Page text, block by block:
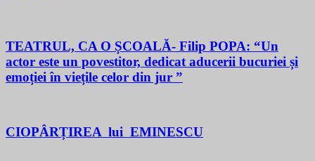
TEATRUL, CA O ȘCOALĂ- Filip POPA: “Un
actor este un povestitor, dedicat aducerii bucuriei și
emoției în viețile celor din jur ”
CIOPÂRȚIREA lui EMINESCU